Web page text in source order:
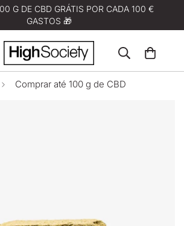
G DE CBD GRÁTIS POR CADA 100 €
GASTOS 🎁
Comprar até 100 g de CBD